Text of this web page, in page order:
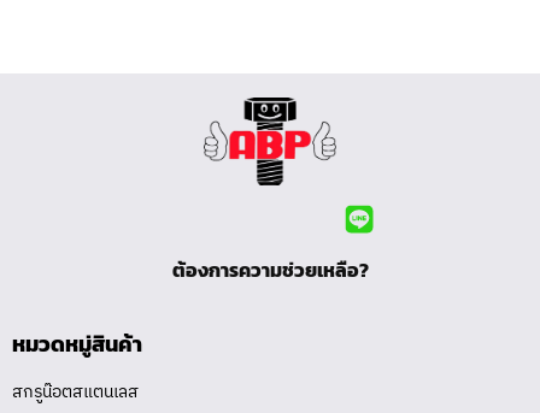
ต้องการความช่วยเหลือ?
หมวดหมู่สินค้า
สกรูน๊อตสแตนเลส